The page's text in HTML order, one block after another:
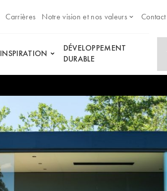
Carrières
Notre vision et nos valeurs Contact
INSPIRATION
DÉVELOPPEMENT
DURABLE